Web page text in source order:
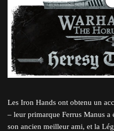
Les Iron Hands ont obtenu un
– leur primarque Ferrus Manus a
son ancien meilleur ami, et la